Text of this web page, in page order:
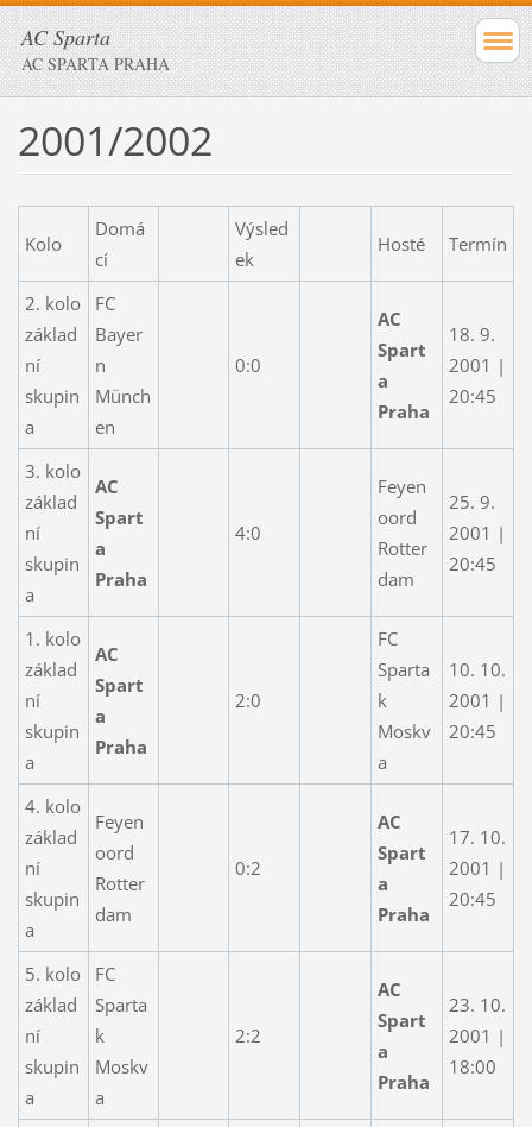
AC Sparta
AC SPARTA PRAHA
2001/2002
Kolo
Domá
cí
Výsled
ek
Hosté Termín
2. kolo
základ
ní
skupin
a
FC
Bayer
n
Münch
en
0:0
AC
Spart
a
Praha
18. 9.
2001 |
20:45
3. kolo
základ
ní
skupin
a
AC
Spart
a
Praha
4:0
Feyen
oord
Rotter
dam
25. 9.
2001 |
20:45
1. kolo
základ
ní
skupin
a
AC
Spart
a
Praha
2:0
FC
Sparta
k
Moskv
a
10. 10.
2001 |
20:45
4. kolo
základ
ní
skupin
a
Feyen
oord
Rotter
dam
0:2
AC
Spart
a
Praha
17. 10.
2001 |
20:45
5. kolo
základ
ní
skupin
a
FC
Sparta
k
Moskv
a
2:2
AC
Spart
a
Praha
23. 10.
2001 |
18:00